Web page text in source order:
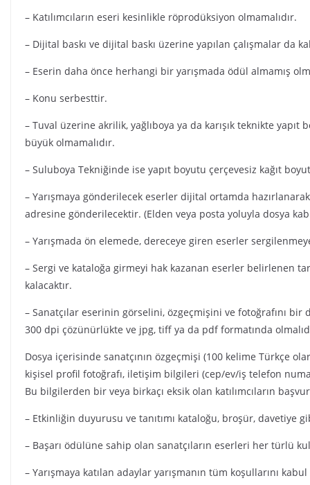
– Katılımcıların eseri kesinlikle röprodüksiyon olmamalıdır.
– Dijital baskı ve dijital baskı üzerine yapılan çalışmalar da
– Eserin daha önce herhangi bir yarışmada ödül almamış
– Konu serbesttir.
– Tuval üzerine akrilik, yağlıboya ya da karışık teknikte yapıt
büyük olmamalıdır.
– Suluboya Tekniğinde ise yapıt boyutu çerçevesiz kağıt
– Yarışmaya gönderilecek eserler dijital ortamda
adresine gönderilecektir. (Elden veya posta yoluyla dosya
– Yarışmada ön elemede, dereceye giren eserler
– Sergi ve kataloğa girmeyi hak kazanan eserler belirlenen
kalacaktır.
– Sanatçılar eserinin görselini, özgeçmişini ve fotoğrafını
300 dpi çözünürlükte ve jpg, tiff ya da pdf formatında
Dosya içerisinde sanatçının özgeçmişi (100 kelime Türkçe
kişisel profil fotoğrafı, iletişim bilgileri (cep/ev/iş telefon
Bu bilgilerden bir veya birkaçı eksik olan katılımcıların
– Etkinliğin duyurusu ve tanıtımı kataloğu, broşür, davetiye
– Başarı ödülüne sahip olan sanatçıların eserleri her türlü
– Yarışmaya katılan adaylar yarışmanın tüm koşullarını